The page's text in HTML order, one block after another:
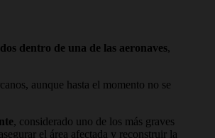
dentro de una de las aeronaves,
aunque hasta el momento no se
, considerado uno de los más graves
el área afectada y reconstruir la